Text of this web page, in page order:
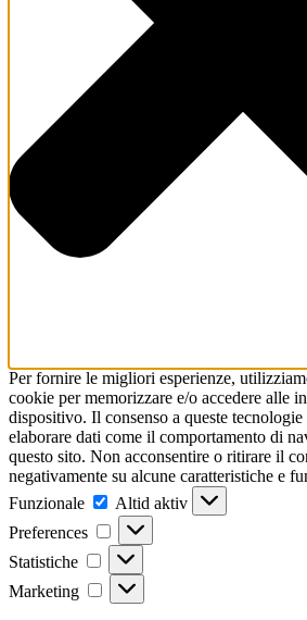
Per fornire le migliori esperienze,
cookie per memorizzare e/o accedere alle
dispositivo. Il consenso a queste
elaborare dati come il comportamento di
questo sito. Non acconsentire o ritirare il
negativamente su alcune caratteristiche e
Funzionale
Funzionale
Altid aktiv
Preferences
Preferences
Statistiche Statistiche
Marketing Marketing